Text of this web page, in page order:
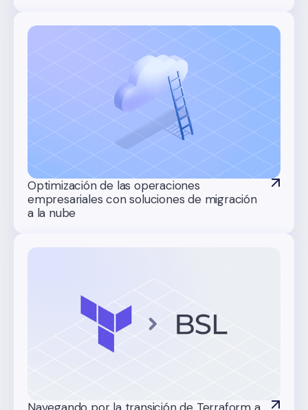
Optimización de las operaciones
empresariales con soluciones de migración
a la nube